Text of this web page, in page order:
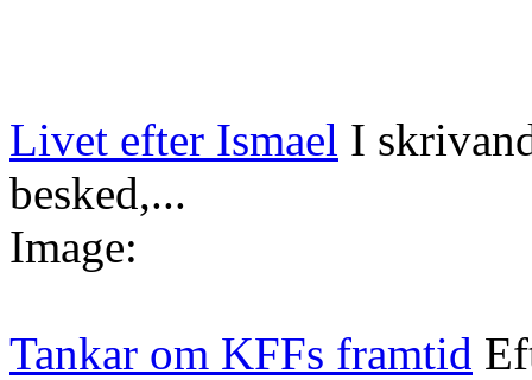
Livet efter Ismael I
besked,...
Image:
Tankar om KFFs framtid